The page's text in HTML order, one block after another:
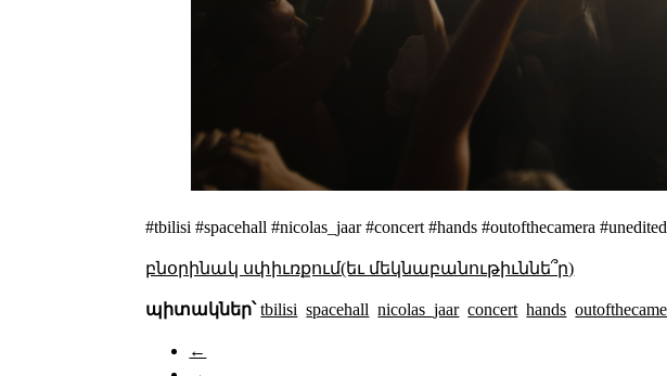
#tbilisi #spacehall #nicolas_jaar #concert #hands #outofthecamera #unedited
բնօրինակ սփիւռքում(եւ մեկնաբանութիւննե՞ր)
պիտակներ՝ tbilisi spacehall nicolas_jaar concert hands
←